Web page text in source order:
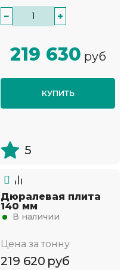
− +
219 630 руб
КУПИТЬ
5
Дюралевая плита
140 мм
В наличии
Цена за тонну
219 620 руб